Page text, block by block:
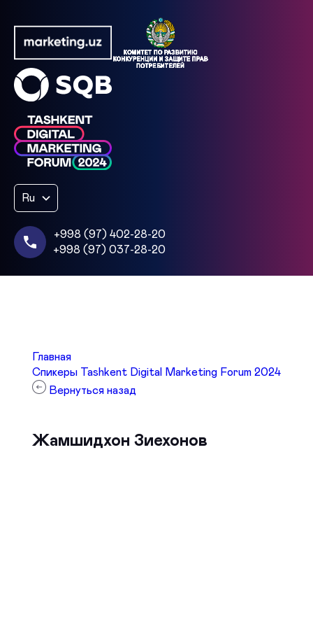
Ru
+998 (97) 402-28-20
+998 (97) 037-28-20
Главная
Спикеры Tashkent Digital Marketing Forum 2024
Вернуться назад
Жамшидхон Зиехонов